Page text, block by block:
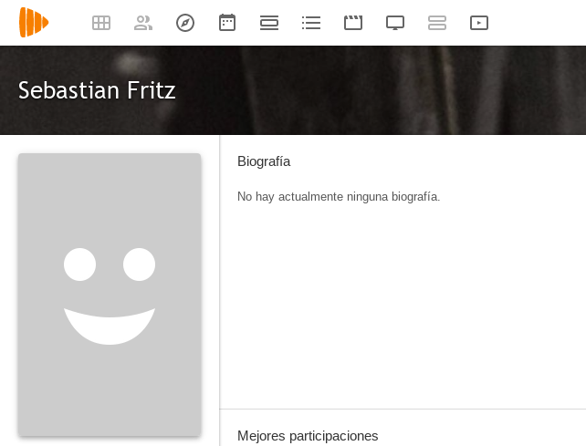
Sebastian Fritz
Biografía
No hay actualmente ninguna biografía.
Mejores participaciones